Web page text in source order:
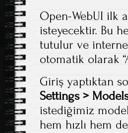
Open-WebUI ilk
isteyecektir. Bu
tutulur ve
otomatik olarak
Giriş yaptıktan
Settings >
istediğimiz
hem hızlı hem